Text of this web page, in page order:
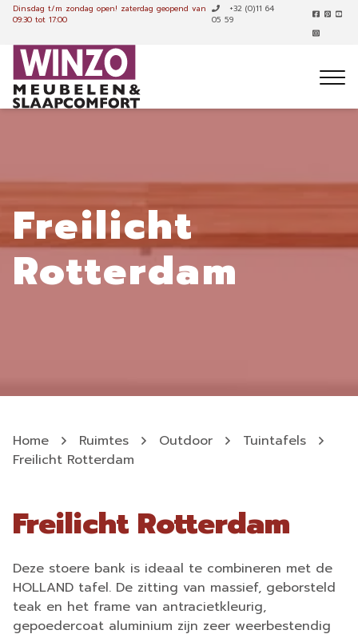
Dinsdag t/m zondag open! zaterdag geopend van
09:30 tot 17:00
+32 (0)11 64
05 59
Freilicht
Rotterdam
Home Ruimtes Outdoor
Tuintafels
Freilicht Rotterdam
Freilicht Rotterdam
Deze stoere bank is ideaal te combineren met de
HOLLAND tafel. De zitting van massief, geborsteld
teak en het frame van antracietkleurig,
gepoedercoat aluminium zijn zeer weerbestendig